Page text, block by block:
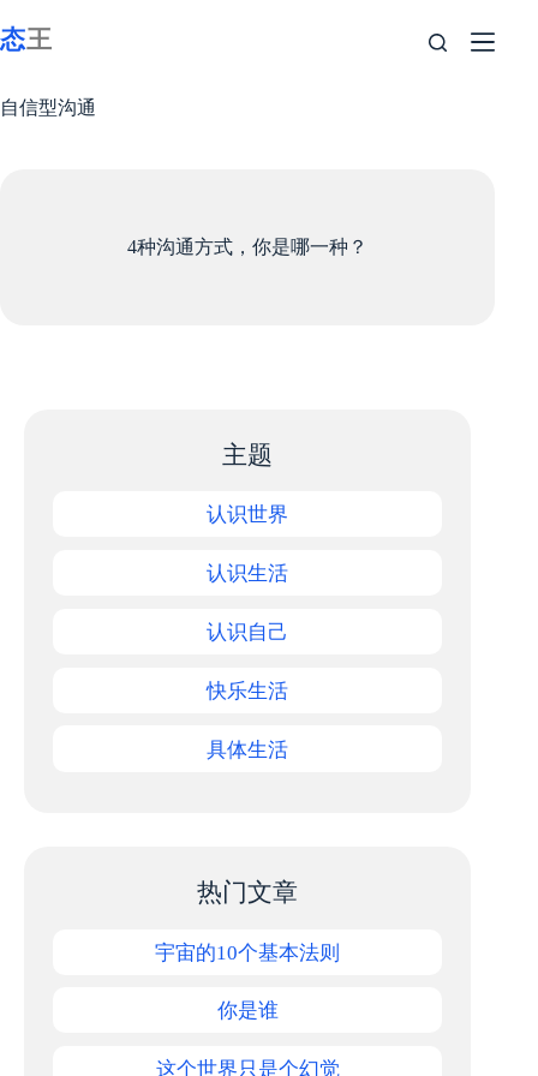
至
自信型沟通
4种沟通方式，你是哪一种？
主题
认识世界
认识生活
认识自己
快乐生活
具体生活
热门文章
宇宙的10个基本法则
你是谁
这个世界只是个幻觉